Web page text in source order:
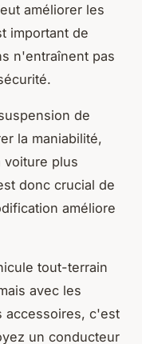
améliorer les
important de
n'entraînent pas
de
la maniabilité,
voiture plus
donc crucial de
améliore
tout-terrain
avec les
accessoires, c'est
un conducteur